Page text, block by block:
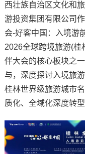
西壮族自治区文化和
游投资集团有限公司
会-好客中国：入境游
2026全球跨境旅游(桂
伴大会的核心板块之
与，深度探讨入境旅
桂林世界级旅游城市
质化、全域化深度转型